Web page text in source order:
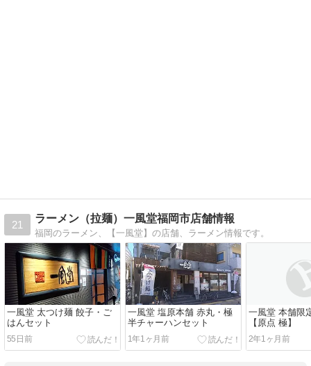
21
ラーメン（拉麺）一風堂福岡市店舗情報
福岡のラーメン、【一風堂】の店舗、ラーメン情報です。
一風堂 太つけ麺 餃子・ご
はんセット
55日前
一風堂 塩原本舗 赤丸・極
半チャーハンセット
1年1ヶ月前
一風堂 本舗限
【原点 極】
2年1ヶ月前